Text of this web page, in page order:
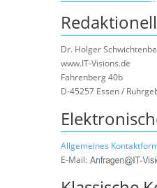
Dr. Holger
www.IT-Visions.de
Fahrenberg 40b
D-45257 Essen /
Allgemeines
E-Mail: